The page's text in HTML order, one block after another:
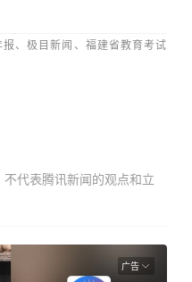
、极目新闻、 福建省教育考试
代表腾讯新闻的观点和立
广告